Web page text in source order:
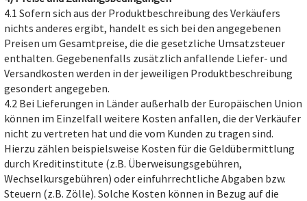
4.1 Sofern sich aus der Produktbeschreibung des Verkäufers
nichts anderes ergibt, handelt es sich bei den angegebenen
Preisen um Gesamtpreise, die die gesetzliche Umsatzsteuer
enthalten. Gegebenenfalls zusätzlich anfallende Liefer- und
Versandkosten werden in der jeweiligen Produktbeschreibung
gesondert angegeben.
4.2 Bei Lieferungen in Länder außerhalb der Europäischen Union
können im Einzelfall weitere Kosten anfallen, die der Verkäufer
nicht zu vertreten hat und die vom Kunden zu tragen sind.
Hierzu zählen beispielsweise Kosten für die Geldübermittlung
durch Kreditinstitute (z.B. Überweisungsgebühren,
Wechselkursgebühren) oder einfuhrrechtliche Abgaben bzw.
Steuern (z.B. Zölle). Solche Kosten können in Bezug auf die